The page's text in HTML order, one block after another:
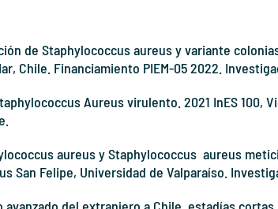
de Staphylococcus aureusy variante
Chile. Financiamiento PIEM-05 2022.
Aureus virulento. 2021 InES 100,
aureus y Staphylococcus aureus
San Felipe, Universidad de Valparaíso.